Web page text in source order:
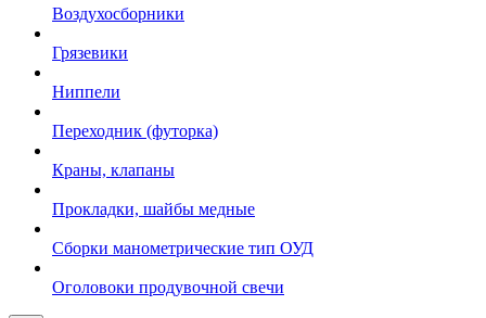
Воздухосборники
Грязевики
Ниппели
Переходник (футорка)
Краны, клапаны
Прокладки, шайбы медные
Сборки манометрические тип ОУД
Оголовоки продувочной свечи